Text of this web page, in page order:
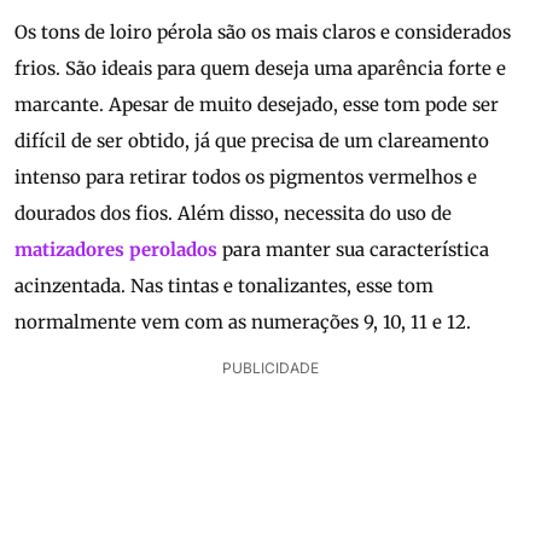
Os tons de loiro pérola são os mais claros e considerados
frios. São ideais para quem deseja uma aparência forte e
marcante. Apesar de muito desejado, esse tom pode ser
difícil de ser obtido, já que precisa de um clareamento
intenso para retirar todos os pigmentos vermelhos e
dourados dos fios. Além disso, necessita do uso de
matizadores perolados para manter sua característica
acinzentada. Nas tintas e tonalizantes, esse tom
normalmente vem com as numerações 9, 10, 11 e 12.
PUBLICIDADE